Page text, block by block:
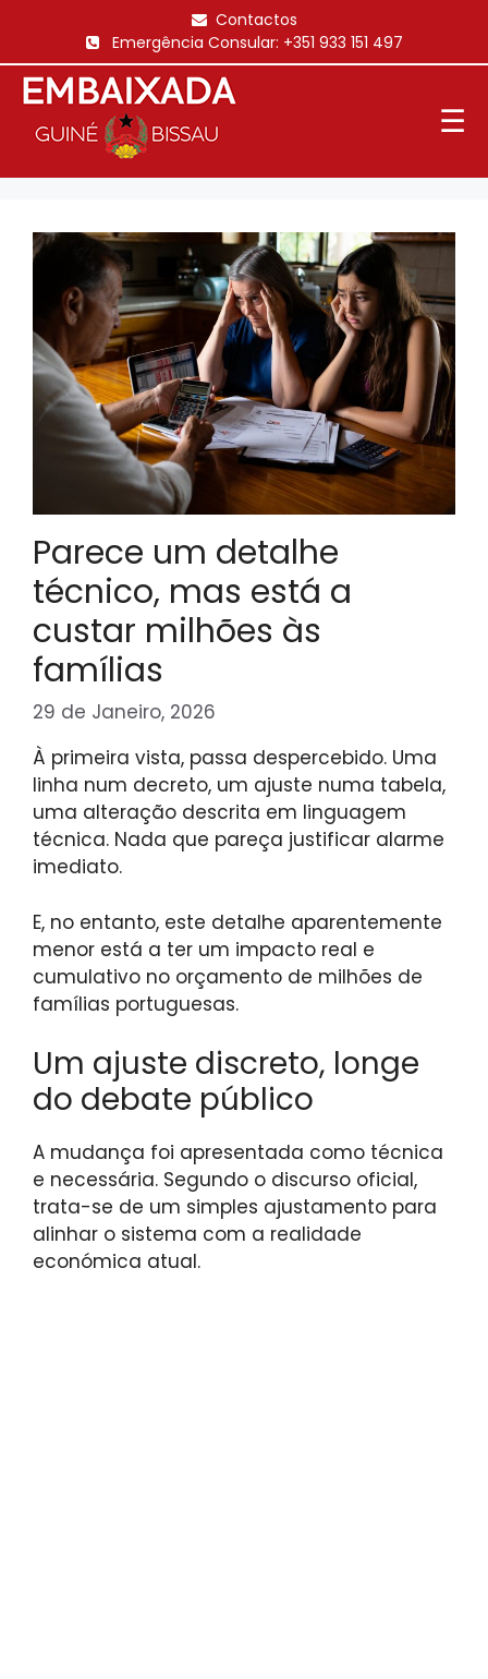
o
conteúdo
Contactos
Emergência Consular: +351 933 151 497
☰
Parece um detalhe
técnico, mas está a
custar milhões às
famílias
29 de Janeiro, 2026
À primeira vista, passa despercebido. Uma
linha num decreto, um ajuste numa tabela,
uma alteração descrita em linguagem
técnica. Nada que pareça justificar alarme
imediato.
E, no entanto, este detalhe aparentemente
menor está a ter um impacto real e
cumulativo no orçamento de milhões de
famílias portuguesas.
Um ajuste discreto, longe
do debate público
A mudança foi apresentada como técnica
e necessária. Segundo o discurso oficial,
trata-se de um simples ajustamento para
alinhar o sistema com a realidade
económica atual.